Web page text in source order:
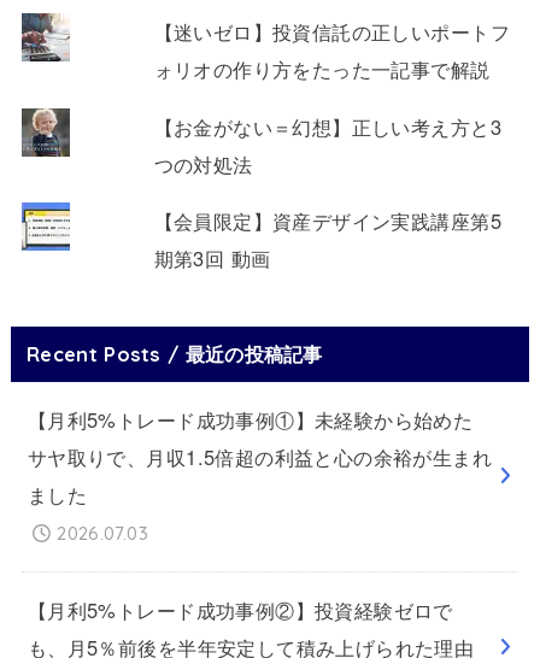
【迷いゼロ】投資信託の正しいポートフ
ォリオの作り方をたった一記事で解説
【お金がない＝幻想】正しい考え方と3
つの対処法
【会員限定】資産デザイン実践講座第5
期第3回 動画
Recent Posts / 最近の投稿記事
【月利5%トレード成功事例①】未経験から始めた
サヤ取りで、月収1.5倍超の利益と心の余裕が生まれ
ました
2026.07.03
【月利5%トレード成功事例②】投資経験ゼロで
も、月5％前後を半年安定して積み上げられた理由